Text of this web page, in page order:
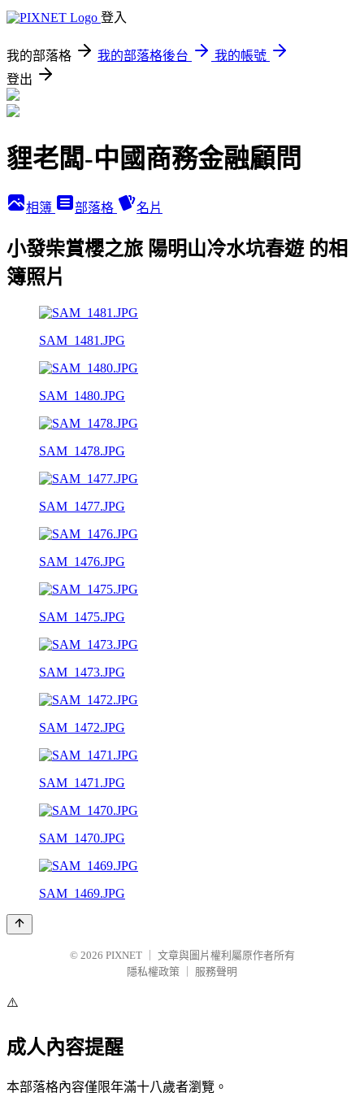
登入
我的部落格 我的部落格後台
我的帳號
登出
貍老闆-中國商務金融顧問
相簿 部落格 名片
小發柴賞櫻之旅 陽明山冷水坑春遊 的相
簿照片
SAM_1481.JPG
SAM_1480.JPG
SAM_1478.JPG
SAM_1477.JPG
SAM_1476.JPG
SAM_1475.JPG
SAM_1473.JPG
SAM_1472.JPG
SAM_1471.JPG
SAM_1470.JPG
SAM_1469.JPG
© 2026 PIXNET
文章與圖片權利屬原作者所有
隱私權政策
服務聲明
⚠️
成人內容提醒
本部落格內容僅限年滿十八歲者瀏覽。